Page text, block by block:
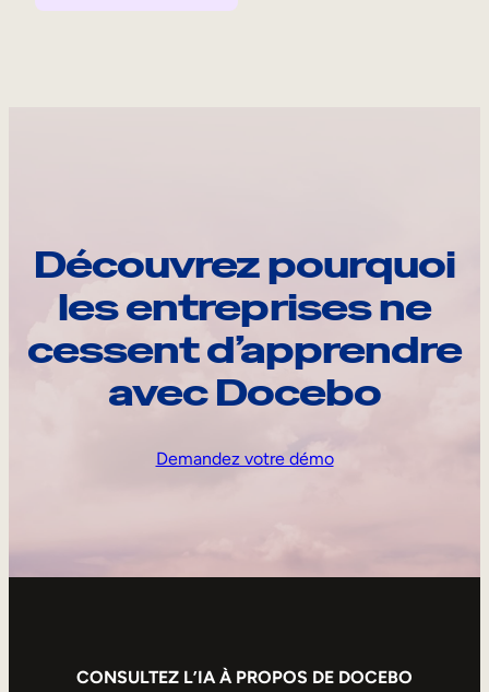
Découvrez pourquoi
les entreprises ne
cessent d’apprendre
avec Docebo
Demandez votre démo
CONSULTEZ L’IA À PROPOS DE DOCEBO